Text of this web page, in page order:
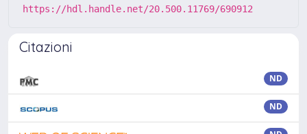
https://hdl.handle.net/20.500.11769/690912
Citazioni
ND
ND